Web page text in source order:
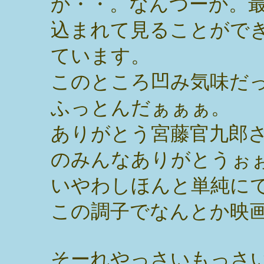
込まれて見ることがで
ています。
このところ凹み気味だ
ふっとんだぁぁぁ。
ありがとう宮藤官九郎
のみんなありがとうぉ
いやわしほんと単純に
この調子でなんとか映
そーれやっさいもっさ